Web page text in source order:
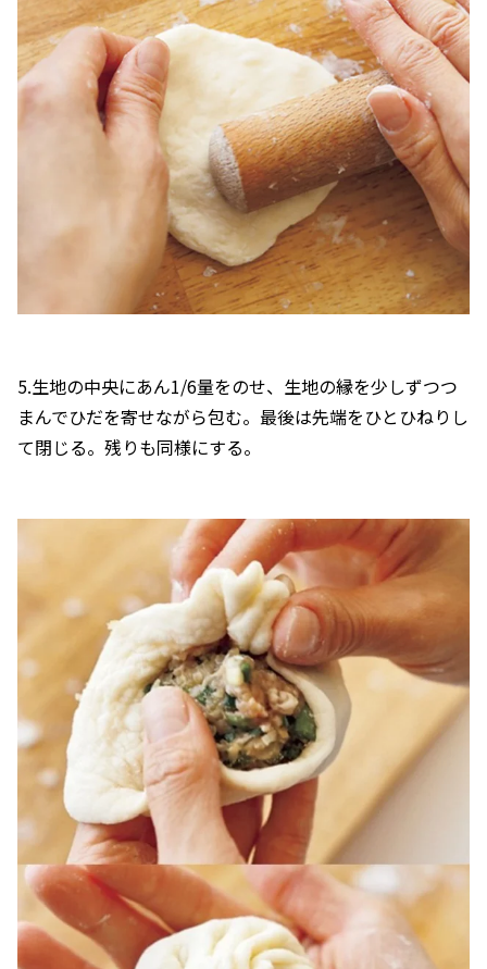
5.生地の中央にあん1/6量をのせ、生地の縁を少しずつつ
まんでひだを寄せながら包む。最後は先端をひとひねりし
て閉じる。残りも同様にする。